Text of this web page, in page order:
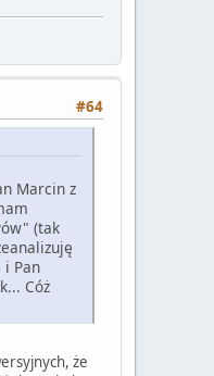
#64
Marcin z
(tak
Pan
Cóż
że